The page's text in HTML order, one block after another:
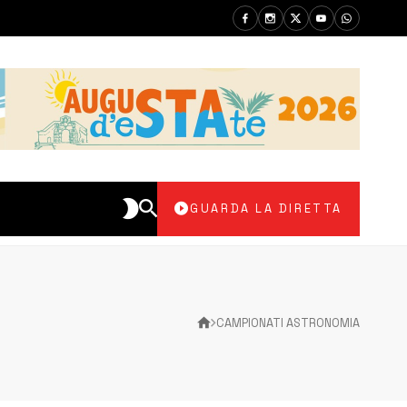
GUARDA LA DIRETTA
CAMPIONATI ASTRONOMIA